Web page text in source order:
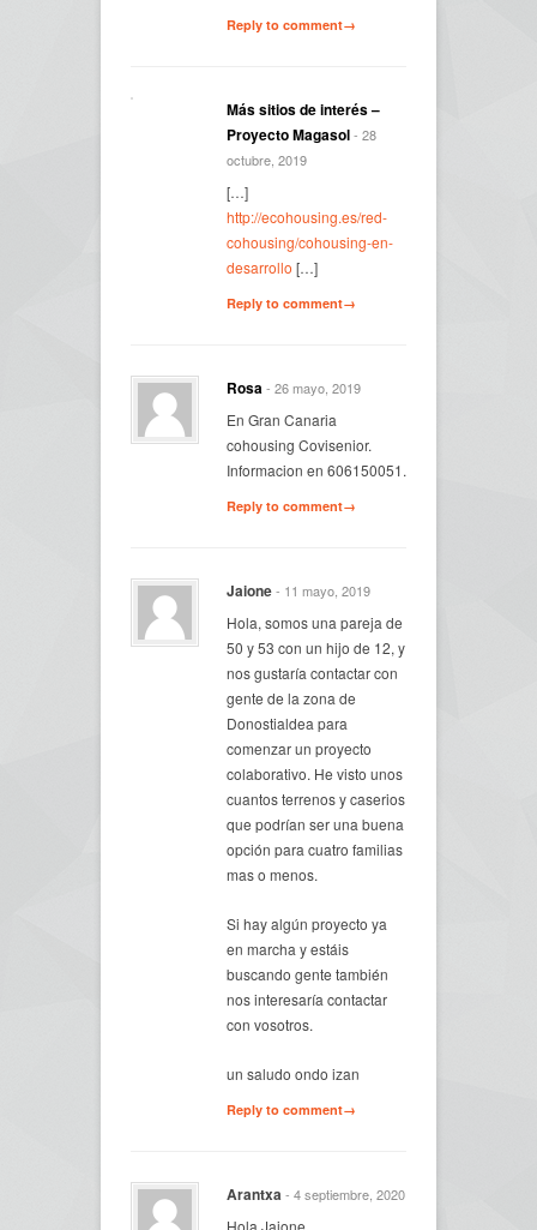
Reply to comment→
Más sitios de interés –
Proyecto Magasol- 28
octubre, 2019
[…]
http://ecohousing.es/red-
cohousing/cohousing-en-
desarrollo […]
Reply to comment→
Rosa- 26 mayo, 2019
En Gran Canaria
cohousing Covisenior.
Informacion en 606150051.
Reply to comment→
Jaione- 11 mayo, 2019
Hola, somos una pareja de
50 y 53 con un hijo de 12, y
nos gustaría contactar con
gente de la zona de
Donostialdea para
comenzar un proyecto
colaborativo. He visto unos
cuantos terrenos y caserios
que podrían ser una buena
opción para cuatro familias
mas o menos.
Si hay algún proyecto ya
en marcha y estáis
buscando gente también
nos interesaría contactar
con vosotros.
un saludo ondo izan
Reply to comment→
Arantxa- 4 septiembre, 2020
Hola Jaione,